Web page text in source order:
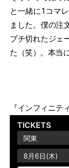
と一緒に1コマ
ました。僕の注
ブチ切れたジェ
た（笑）。本当
『インフィニテ